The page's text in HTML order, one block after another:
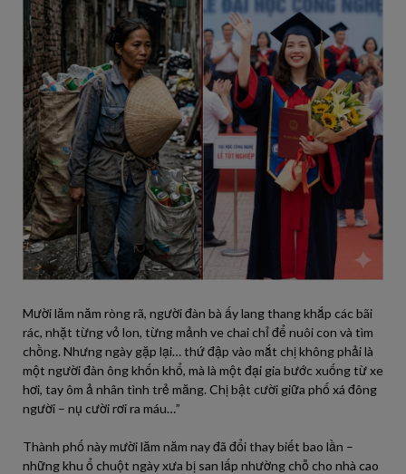
Mười lăm năm ròng rã, người đàn bà ấy lang thang khắp các bãi
rác, nhặt từng vỏ lon, từng mảnh ve chai chỉ để nuôi con và tìm
chồng. Nhưng ngày gặp lại… thứ đập vào mắt chị không phải là
một người đàn ông khốn khổ, mà là một đại gia bước xuống từ xe
hơi, tay ôm ả nhân tình trẻ măng. Chị bật cười giữa phố xá đông
người – nụ cười rơi ra máu…”
Thành phố này mười lăm năm nay đã đổi thay biết bao lần –
những khu ổ chuột ngày xưa bị san lấp nhường chỗ cho nhà cao